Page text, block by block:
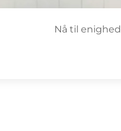
Nå til enighed